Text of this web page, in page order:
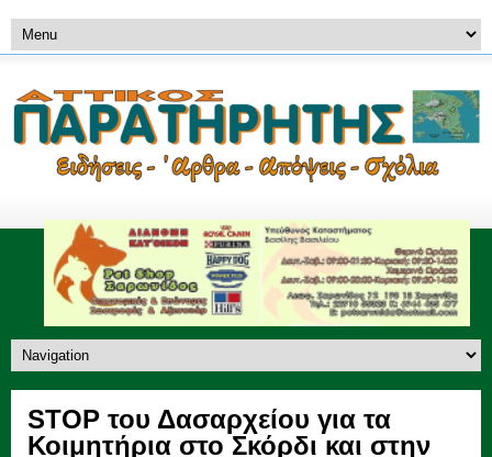
STOP του Δασαρχείου για τα
Κοιμητήρια στο Σκόρδι και στην